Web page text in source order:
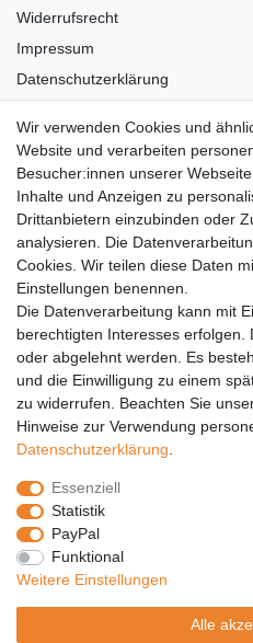
Widerrufsrecht
Impressum
Datenschutzerklärung
Versandkosten
Barrierefreiheit
Anleitungen
Vertrag widerrufen
PARTNER
DHL
GLS
PaketPLUS
SPONSORING
Malchower SV 90
Malchower Wölfe
ZERTIFIKATE
Händlerbund
Wir verwenden Cookies und
Website und verarbeiten
Besucher:innen unserer
Inhalte und Anzeigen zu
Drittanbietern einzubinden oder
analysieren. Die
Cookies. Wir teilen diese Daten
Einstellungen benennen.
Die Datenverarbeitung kann mit
berechtigten Interesses erfolgen.
oder abgelehnt werden. Es
und die Einwilligung zu einem
zu widerrufen. Beachten Sie
Hinweise zur Verwendung
Daten­schutz­erklärung
Essenziell
Statistik
PayPal
Funktional
Weitere Einstellungen
Alle